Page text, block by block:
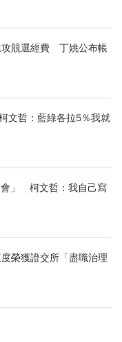
競選經費 丁姚公布帳
文哲：藍綠各拉5％我就
會」 柯文哲：我自己寫
榮獲證交所「盡職治理